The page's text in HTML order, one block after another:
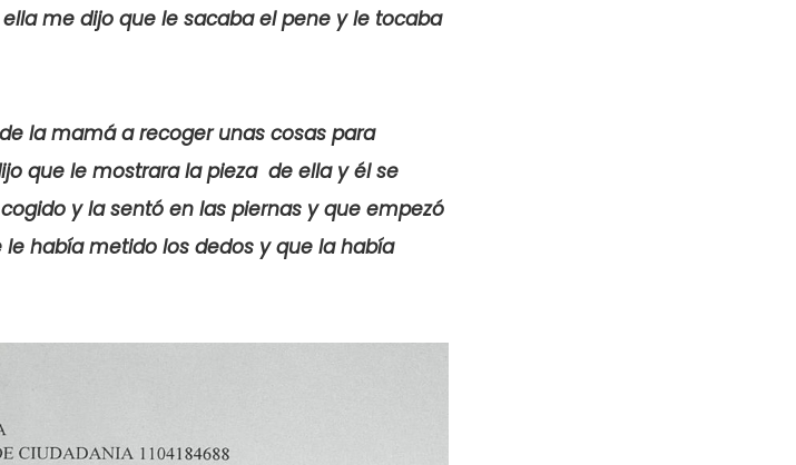
me dijo que le sacaba el pene y le tocaba
la mamá a recoger unas cosas para
que le mostrara la pieza de ella y él se
y la sentó en las piernas y que empezó
había metido los dedos y que la había